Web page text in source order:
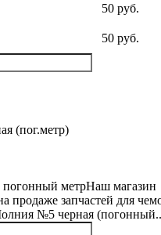
50 руб.
50 руб.
метрНаш магазин
продаже запчастей для
№5 черная